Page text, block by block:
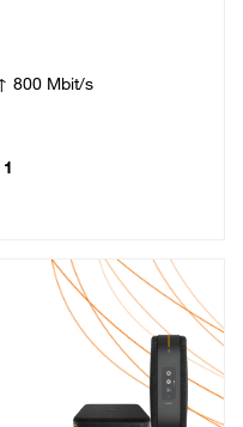
800 Mbit/s
€ par mois, Engagement 12 mois